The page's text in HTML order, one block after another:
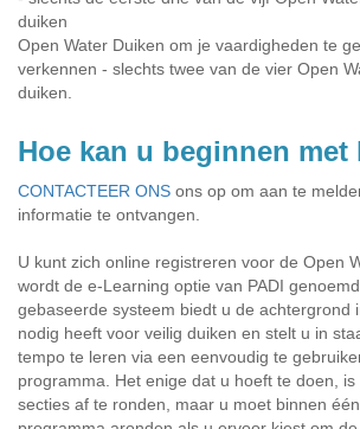
duiken
Open Water Duiken om je vaardigheden te
verkennen - slechts twee van de vier Open
duiken.
Hoe kan u beginnen met
CONTACTEER ONS ons op om aan te
informatie te ontvangen.
U kunt zich online registreren voor de Open
wordt de e-Learning optie van PADI
gebaseerde systeem biedt u de achtergrond
nodig heeft voor veilig duiken en stelt u in
tempo te leren via een eenvoudig te
programma. Het enige dat u hoeft te doen,
secties af te ronden, maar u moet binnen